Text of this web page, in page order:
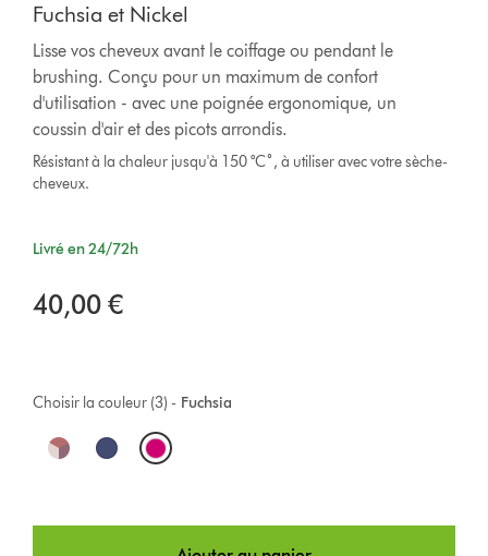
Fuchsia et Nickel
Lisse vos cheveux avant le coiffage ou pendant le
brushing. Conçu pour un maximum de confort
d'utilisation - avec une poignée ergonomique, un
coussin d'air et des picots arrondis.
Résistant à la chaleur jusqu'à 150 °C˚, à utiliser avec votre sèche-
cheveux.
Livré en 24/72h
40,00 €
Fuchsia
Choisir la couleur (3) -
O
t